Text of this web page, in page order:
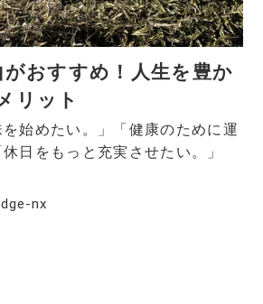
おすすめ！人生を豊か
リット
を始めたい。」「健康のために運
日をもっと充実させたい。」
nx